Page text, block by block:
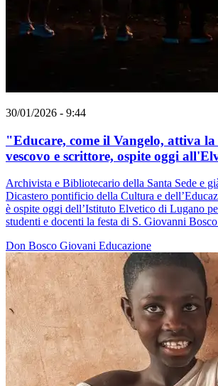
30/01/2026 - 9:44
"Educare, come il Vangelo, attiva
vescovo e scrittore, ospite oggi
Archivista e Bibliotecario della Santa Sede e
Dicastero pontificio della Cultura e
è ospite oggi dell’Istituto Elvetico di Lugano
studenti e docenti la festa di S. Giovanni
Don Bosco Giovani Educazione